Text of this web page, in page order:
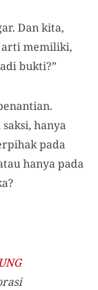
Dan kita,
arti memiliki,
bukti?”
hanya
pada
hanya pada